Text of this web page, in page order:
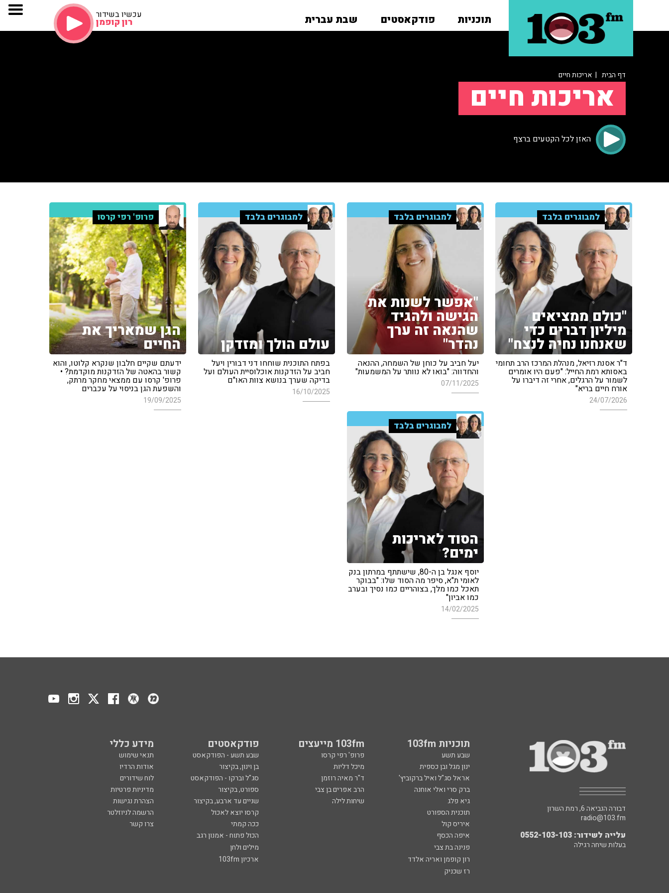
תוכניות פודקאסטים שבת עברית עכשיו בשידור
רון קופמן
דף הבית | אריכות חיים
אריכות חיים
האזן לכל הקטעים ברצף
למבוגרים בלבד
"כולם ממציאים
מיליון דברים כדי
שאנחנו נחיה לנצח"
ד"ר אסנת רזיאל, מנהלת המרכז הרב תחומי
באסותא רמת החייל: "פעם היו אומרים
לשמור על הרגלים, אחרי זה דיברו על
אורח חיים בריא"
24/07/2026
למבוגרים בלבד
"אפשר לשנות את
הגישה ולהגיד
שהנאה זה ערך
נהדר"
יעל חביב על כוחן של השמחה, ההנאה
והחדווה: "בואו לא נוותר על המשמעות"
07/11/2025
למבוגרים בלבד
עולם הולך ומזדקן
בפתח התוכנית שוחחו דני דבורין ויעל
חביב על הזדקנות אוכלוסיית העולם ועל
בדיקה שערך בנושא צוות האו"ם
16/10/2025
פרופ' רפי קרסו
הגן שמאריך את
החיים
ידעתם שקיים חלבון שנקרא קלוטו, והוא
קשור בהאטה של הזדקנות מוקדמת? •
פרופ' קרסו עם ממצאי מחקר מרתק,
והשפעת הגן בניסוי על עכברים
19/09/2025
למבוגרים בלבד
הסוד לאריכות
ימים?
יוסף אנגל בן ה-80, שישתתף במרתון בנק
לאומי ת"א, סיפר מה הסוד שלו: "בבוקר
תאכל כמו מלך, בצוהריים כמו נסיך ובערב
כמו אביון"
14/02/2025
תוכניות 103fm 103fm מייעצים פודקאסטים מידע כללי
שבע תשע פרופ' רפי קרסו שבע תשע - הפודקאסט
תנאי שימוש
ינון מגל ובן כספית
מיכל דליות בן וינון, בקיצור
אודות הרדיו
אראל סג"ל ואיל ברקוביץ'
ד"ר מאיה רוזמן סג"ל וברקו - הפודקאסט
לוח שידורים
ברק סרי ואלי אוחנה
הרב אפרים בן צבי ספורט, בקיצור
מדיניות פרטיות
גיא פלג
שיחות לילה שניים עד ארבע, בקיצור
הצהרת נגישות
תוכנית הספורט
קרסו יוצא לאכול
הרשמה לניוזלטר
איריס קול
ככה קמתי
צרו קשר
איפה הכסף
הכול פתוח - אמנון רגב
פנינה בת צבי
מילים ולחן
רון קופמן ואריה אלדד
ארכיון 103fm
רז שכניק
דבורה הנביאה 6, רמת השרון
radio@103.fm
עלייה לשידור: 0552-103-103
בעלות שיחה רגילה